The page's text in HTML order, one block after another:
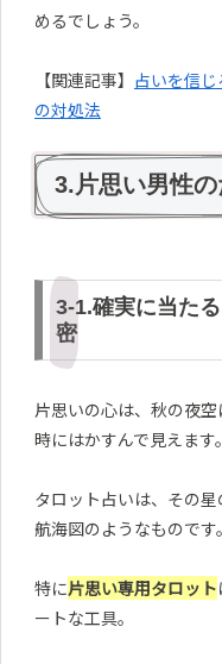
めるでしょう。
【関連記事】 占いを信
の対処法
3.片思い男性
3-1.確実に当た
密
片思いの心は、秋の夜空
時にはかすんで見えます。
タロット占いは、その
航海図のようなものです。
特に片思い専用タロット
ートな工具。